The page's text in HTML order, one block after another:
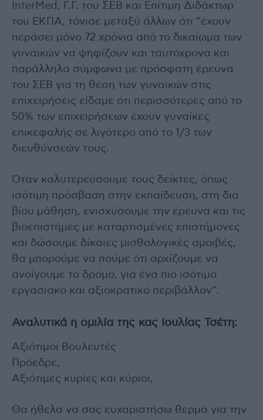
InterMed,
Γ.Γ. του ΣΕΒ και Επίτιμη Διδάκτωρ
του ΕΚΠΑ, τόνισε μεταξύ άλλων ότι “έχουν
περάσει μόνο 72 χρόνια από το δικαίωμα των
γυναικών να ψηφίζουν και ταυτόχρονα και
παράλληλα σύμφωνα με πρόσφατη έρευνα
του ΣΕΒ για τη θέση των γυναικών στις
επιχειρήσεις είδαμε ότι περισσότερες από το
50% των επιχειρήσεων έχουν γυναίκες
επικεφαλής σε λιγότερο από το 1/3 των
διευθύνσεών τους.
Όταν καλυτερεύσουμε τους δείκτες, όπως
ισότιμη πρόσβαση στην εκπαίδευση, στη δια
βίου μάθηση, ενισχύσουμε την έρευνα και τις
βιοεπιστήμες με καταρτισμένες επιστήμονες
και δώσουμε δίκαιες μισθολογικές αμοιβές,
θα μπορούμε να πούμε ότι αρχίζουμε να
ανοίγουμε το δρόμο, για ένα πιο ισότιμο
εργασιακό και αξιοκρατικό περιβάλλον”.
Αναλυτικά η ομιλία της κας Ιουλίας Τσέτη:
Αξιότιμοι Βουλευτές
Πρόεδρε,
Αξιότιμες κυρίες και κύριοι,
Θα ήθελα να σας ευχαριστήσω θερμά για την